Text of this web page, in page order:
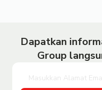
Dapatkan
Group